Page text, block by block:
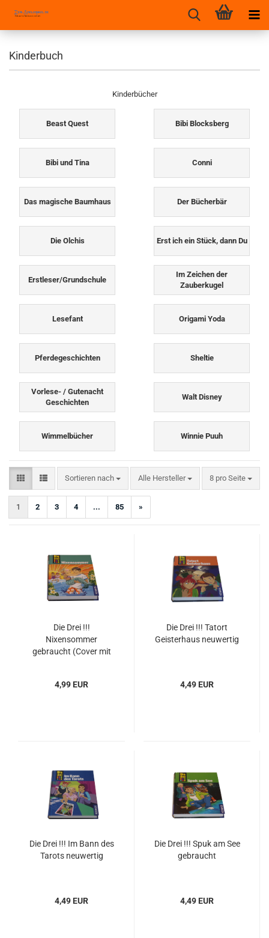
Kinderbuch
Kinderbücher
Beast Quest Bibi Blocksberg
Bibi und Tina Conni
Das magische Baumhaus Der Bücherbär
Die Olchis Erst ich ein Stück, dann Du
Erstleser/Grundschule
Im Zeichen der
Zauberkugel
Lesefant Origami Yoda
Pferdegeschichten Sheltie
Vorlese- / Gutenacht
Geschichten
Walt Disney
Wimmelbücher Winnie Puuh
Sortieren nach
Sortieren nach Alle Hersteller 8 pro Seite
pro Seite
1 2 3 4 ... 85 »
Die Drei !!!
Nixensommer
gebraucht (Cover mit
4,99 EUR
Die Drei !!! Tatort
Geisterhaus neuwertig
4,49 EUR
Die Drei !!! Im Bann des
Tarots neuwertig
4,49 EUR
Die Drei !!! Spuk am See
gebraucht
4,49 EUR